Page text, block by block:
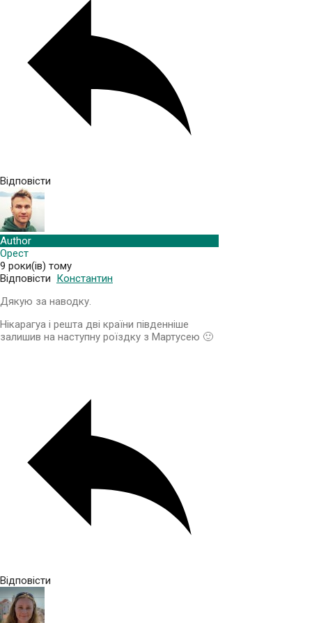
Відповісти
Author
Орест
9 роки(ів) тому
Відповісти Константин
Дякую за наводку.
Нікарагуа і решта дві країни південніше
залишив на наступну роїздку з Мартусею 🙂
Відповісти